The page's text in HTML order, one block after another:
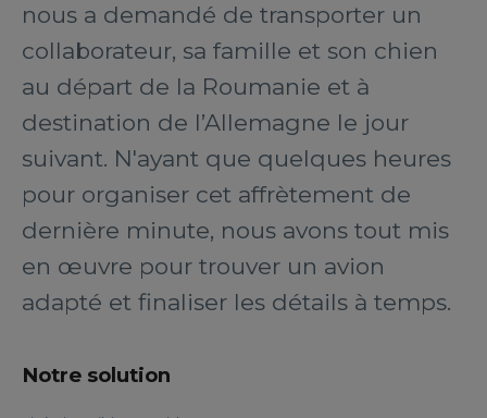
nous a demandé de transporter un
collaborateur, sa famille et son chien
au départ de la Roumanie et à
destination de l’Allemagne le jour
suivant. N'ayant que quelques heures
pour organiser cet affrètement de
dernière minute, nous avons tout mis
en œuvre pour trouver un avion
adapté et finaliser les détails à temps.
Notre solution